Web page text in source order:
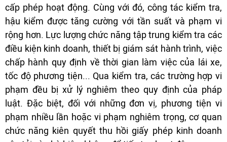
cấp phép hoạt động. Cùng với đó, công tác kiểm tra,
hậu kiểm được tăng cường với tần suất và phạm vi
rộng hơn. Lực lượng chức năng tập trung kiểm tra các
điều kiện kinh doanh, thiết bị giám sát hành trình, việc
chấp hành quy định về thời gian làm việc của lái xe,
tốc độ phương tiện... Qua kiểm tra, các trường hợp vi
phạm đều bị xử lý nghiêm theo quy định của pháp
luật. Đặc biệt, đối với những đơn vị, phương tiện vi
phạm nhiều lần hoặc vi phạm nghiêm trọng, cơ quan
chức năng kiên quyết thu hồi giấy phép kinh doanh